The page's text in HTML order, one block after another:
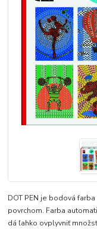
DOT PEN je bodová
povrchom. Farba
dá ľahko ovplyvniť